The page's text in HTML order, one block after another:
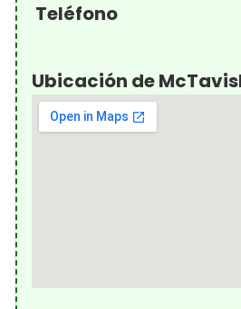
Teléfono
Ubicación de